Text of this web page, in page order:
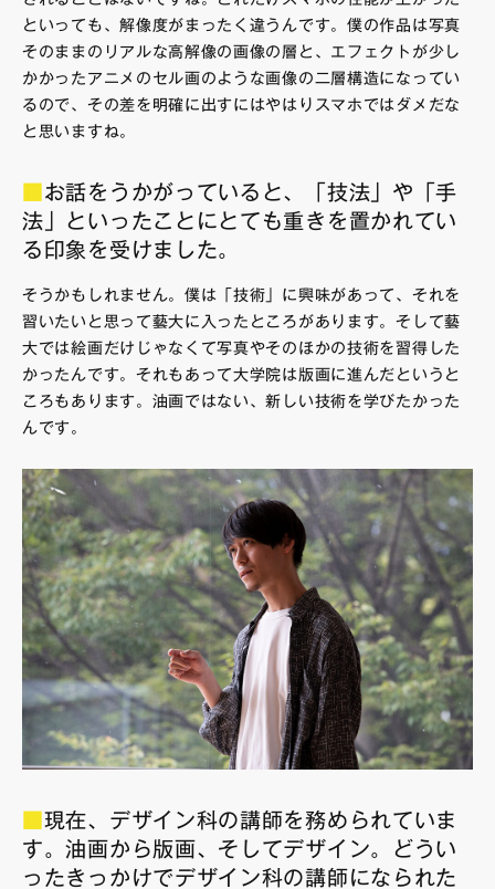
といっても、解像度がまったく違うんです。僕の作品は写真
そのままのリアルな高解像の画像の層と、エフェクトが少し
かかったアニメのセル画のような画像の二層構造になってい
るので、その差を明確に出すにはやはりスマホではダメだな
と思いますね。
お話をうかがっていると、「技法」や「手
法」といったことにとても重きを置かれてい
る印象を受けました。
そうかもしれません。僕は「技術」に興味があって、それを
習いたいと思って藝大に入ったところがあります。そして藝
大では絵画だけじゃなくて写真やそのほかの技術を習得した
かったんです。それもあって大学院は版画に進んだというと
ころもあります。油画ではない、新しい技術を学びたかった
んです。
現在、デザイン科の講師を務められていま
す。油画から版画、そしてデザイン。どうい
ったきっかけでデザイン科の講師になられた